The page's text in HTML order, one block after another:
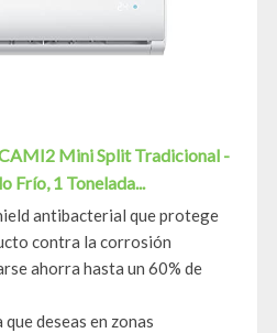
Mini Split Tradicional -
Frío, 1 Tonelada...
antibacterial que protege
contra la corrosión
ahorra hasta un 60% de
deseas en zonas